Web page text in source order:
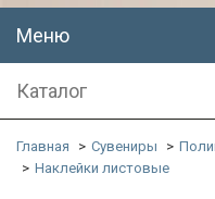
Меню
Каталог
Главная Сувениры
Наклейки листовые